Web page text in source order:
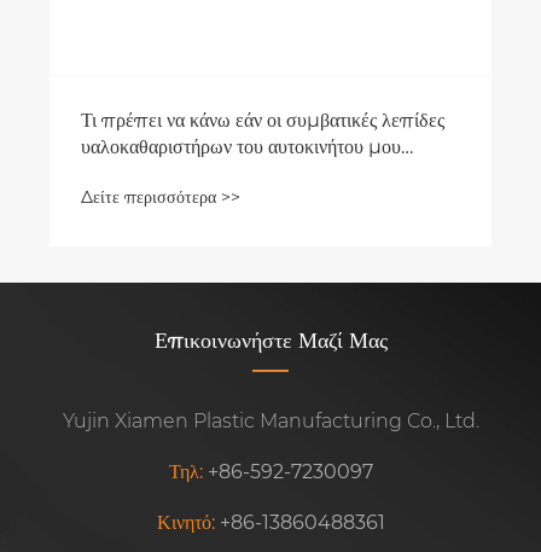
Τι πρέπει να κάνω εάν οι συμβατικές λεπίδες
υαλοκαθαριστήρων του αυτοκινήτου μου
Δείτε περισσότερα >>
Επικοινωνήστε Μαζί Μας
Yujin Xiamen Plastic Manufacturing Co., Ltd.
Τηλ: +86-592-7230097
Κινητό: +86-13860488361